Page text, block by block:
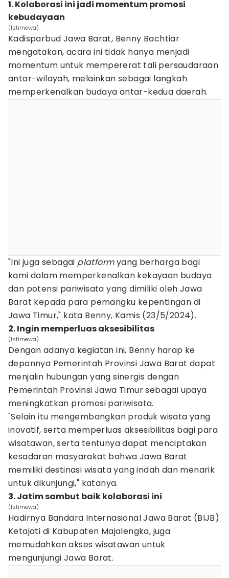
1. Kolaborasi ini jadi momentum promosi
kebudayaan
(Istimewa)
Kadisparbud Jawa Barat, Benny Bachtiar
mengatakan, acara ini tidak hanya menjadi
momentum untuk mempererat tali persaudaraan
antar-wilayah, melainkan sebagai langkah
memperkenalkan budaya antar-kedua daerah.
"Ini juga sebagai platformyang berharga bagi
kami dalam memperkenalkan kekayaan budaya
dan potensi pariwisata yang dimiliki oleh Jawa
Barat kepada para pemangku kepentingan di
Jawa Timur," kata Benny, Kamis (23/5/2024).
2. Ingin memperluas aksesibilitas
(Istimewa)
Dengan adanya kegiatan ini, Benny harap ke
depannya Pemerintah Provinsi Jawa Barat dapat
menjalin hubungan yang sinergis dengan
Pemerintah Provinsi Jawa Timur sebagai upaya
meningkatkan promosi pariwisata.
"Selain itu mengembangkan produk wisata yang
inovatif, serta memperluas aksesibilitas bagi para
wisatawan, serta tentunya dapat menciptakan
kesadaran masyarakat bahwa Jawa Barat
memiliki destinasi wisata yang indah dan menarik
untuk dikunjungi," katanya.
3. Jatim sambut baik kolaborasi ini
(Istimewa)
Hadirnya Bandara Internasional Jawa Barat (BIJB)
Ketajati di Kabupaten Majalengka, juga
memudahkan akses wisatawan untuk
mengunjungi Jawa Barat.